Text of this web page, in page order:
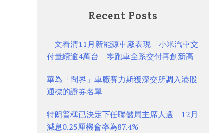
Recent Posts
一文看清11月新能源車廠表現 小米汽車交
付量續逾4萬台 零跑車全系交付再創新高
華為「問界」車廠賽力斯獲深交所調入港股
通標的證券名單
特朗普稱已決定下任聯儲局主席人選 12月
減息0.25厘機會率為87.4%